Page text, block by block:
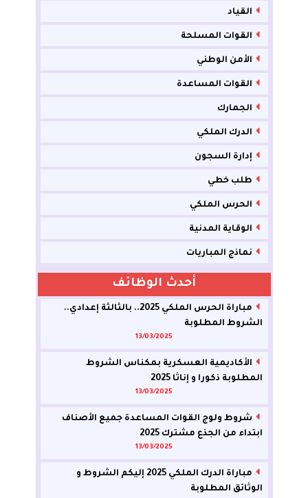
القياد
القوات المسلحة
الأمن الوطني
القوات المساعدة
الجمارك
الدرك الملكي
إدارة السجون
طلب خطي
الحرس الملكي
الوقاية المدنية
نماذج المباريات
أحدث الوظائف
مباراة الحرس الملكي 2025.. بالثالثة إعدادي..
الشروط المطلوبة
13/03/2025
الأكاديمية العسكرية بمكناس الشروط
المطلوبة ذكورا و إناثا 2025
13/03/2025
شروط ولوج القوات المساعدة جميع الأصناف
ابتداء من الجذع مشترك 2025
13/03/2025
مباراة الدرك الملكي 2025 إليكم الشروط و
الوثائق المطلوبة